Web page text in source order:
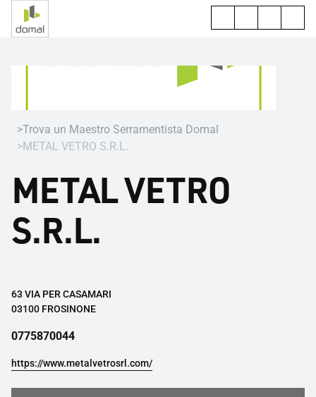
Trova un Maestro Serramentista Domal
METAL VETRO S.R.L.
METAL VETRO
S.R.L.
63 VIA PER CASAMARI
03100 FROSINONE
0775870044
https://www.metalvetrosrl.com/